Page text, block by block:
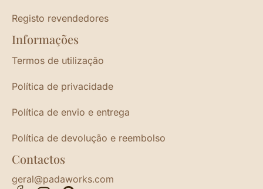
Registo revendedores
Informações
Termos de utilização
Política de privacidade
Política de envio e entrega
Política de devolução e reembolso
Contactos
geral@padaworks.com